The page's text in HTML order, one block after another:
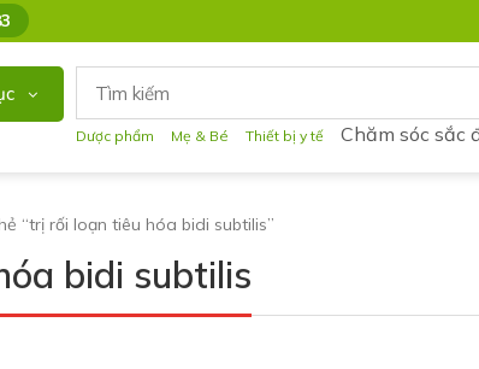
Dược phẩm Mẹ & Bé Thiết bị y tế Chăm sóc sắc
“trị rối loạn tiêu hóa bidi subtilis”
bidi subtilis